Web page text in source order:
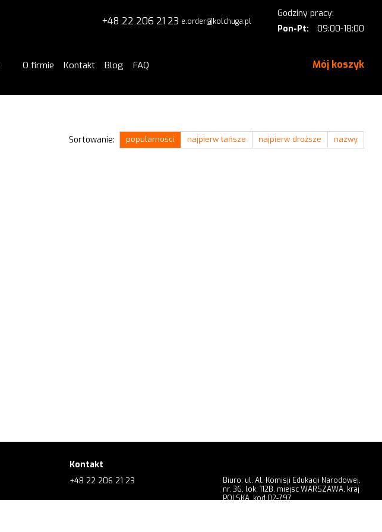
+48 22 206 21 23 e.order@kolchuga.pl
Godziny pracy:
Pon-Pt:
09:00-18:00
O firmie Kontakt Blog FAQ Mój koszyk
Sortowanie: popularności najpierw tańsze najpierw droższe nazwy
Kontakt
+48 22 206 21 23
Biuro: ul. Al. Komisji Edukacji Narodowej,
nr. 36, lok. 112B, miejsc WARSZAWA, kraj
POLSKA, kod 02-797